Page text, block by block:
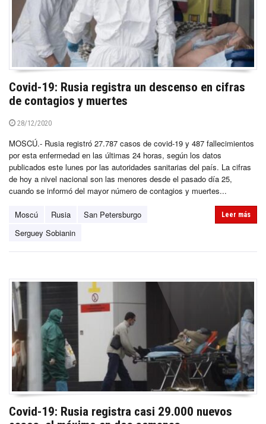
Covid-19: Rusia registra un descenso en cifras
de contagios y muertes
28/12/2020
MOSCÚ.- Rusia registró 27.787 casos de covid-19 y 487 fallecimientos
por esta enfermedad en las últimas 24 horas, según los datos
publicados este lunes por las autoridades sanitarias del país. La cifras
de hoy a nivel nacional son las menores desde el pasado día 25,
cuando se informó del mayor número de contagios y muertes...
Moscú Rusia
San Petersburgo
Serguey Sobianin
Leer más
Covid-19: Rusia registra casi 29.000 nuevos